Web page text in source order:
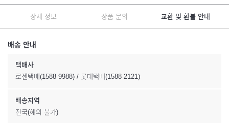
상세 정보 상품 문의 교환 및 환불 안내
배송 안내
택배사
로젠택배(1588-9988) / 롯데택배(1588-2121)
배송지역
전국(해외 불가)